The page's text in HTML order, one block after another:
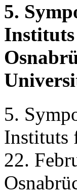
5.
5.
Instituts
22.